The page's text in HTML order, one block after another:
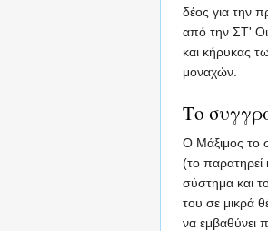
δέος για την
από την ΣΤ'
και κήρυκας
μοναχών.
Το
Ο Μάξιμος το
(το
σύστημα και
του σε μικρά
να εμβαθύνει